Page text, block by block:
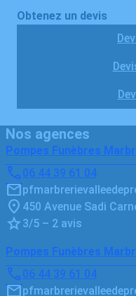
Obtenez un devis
Nos agences
Pompes Funèbres
06 44 39 61 04
450 Avenue Sadi
3/5 – 2 avis
Pompes Funèbres
06 44 39 61 04